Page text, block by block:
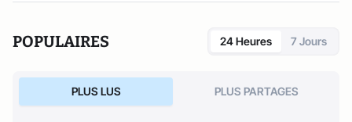
POPULAIRES 24 Heures 7 Jours
PLUS LUS PLUS PARTAGES